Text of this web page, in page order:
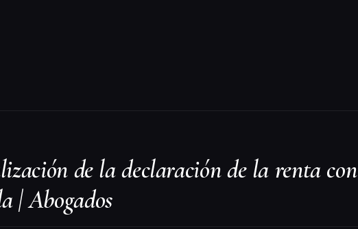
de la declaración de la renta con
| Abogados